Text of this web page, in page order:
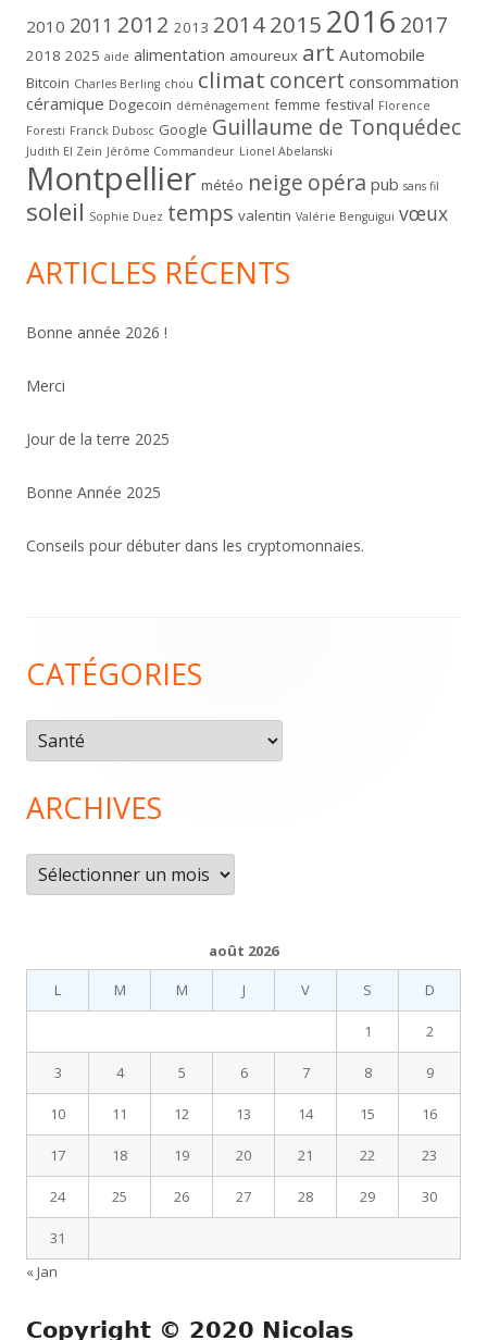
2010 2011 2012 2013 20142015 2016 2017
2018 2025 aide alimentation amoureux art Automobile
Bitcoin Charles Berling chou climat concert consommation
céramique Dogecoin déménagement femme festival Florence
Foresti Franck Dubosc Google Guillaume de Tonquédec
Judith El Zein Jérôme Commandeur Lionel Abelanski
Montpellier météo neige opéra pub sans fil
soleil Sophie Duez temps valentin Valérie Benguigui vœux
ARTICLES RÉCENTS
Bonne année 2026 !
Merci
Jour de la terre 2025
Bonne Année 2025
Conseils pour débuter dans les cryptomonnaies.
du
pied
de
page
CATÉGORIES
Catégories
ARCHIVES
Archives
août 2026
L
M M J V S D
1 2
3 4 5 6 7 8 9
10 11 12 13 14 15 16
17 18 19 20 21 22 23
24 25 26 27 28 29 30
31
« Jan
Copyright © 2020 Nicolas